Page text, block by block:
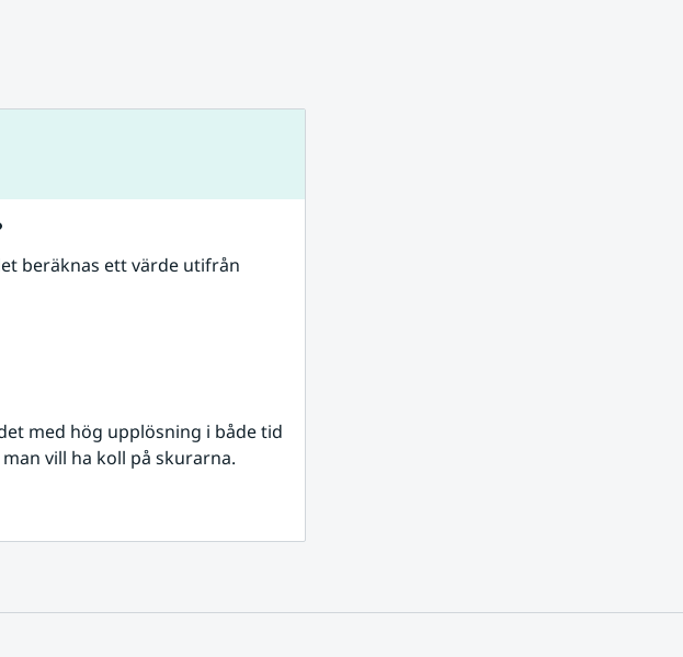
beräknas ett värde utifrån
med hög upplösning i både tid
vill ha koll på skurarna.